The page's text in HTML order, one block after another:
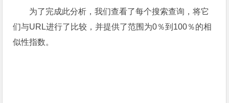
为了完成此分析，我们查看了每个搜索查询，将它
们与URL进行了比较，并提供了范围为0％到100％的相
似性指数。